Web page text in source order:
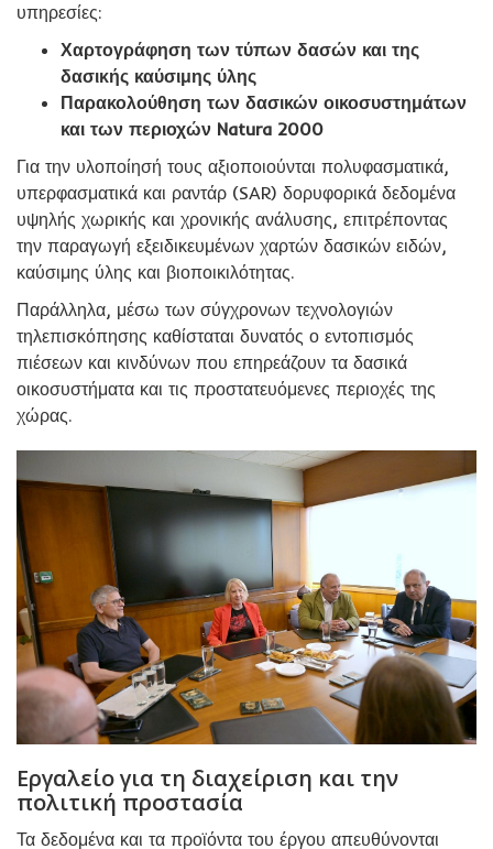
υπηρεσίες:
Χαρτογράφηση των τύπων δασών και της
δασικής καύσιμης ύλης
Παρακολούθηση των δασικών οικοσυστημάτων
και των περιοχών Natura 2000
Για την υλοποίησή τους αξιοποιούνται πολυφασματικά,
υπερφασματικά και ραντάρ (SAR) δορυφορικά δεδομένα
υψηλής χωρικής και χρονικής ανάλυσης, επιτρέποντας
την παραγωγή εξειδικευμένων χαρτών δασικών ειδών,
καύσιμης ύλης και βιοποικιλότητας.
Παράλληλα, μέσω των σύγχρονων τεχνολογιών
τηλεπισκόπησης καθίσταται δυνατός ο εντοπισμός
πιέσεων και κινδύνων που επηρεάζουν τα δασικά
οικοσυστήματα και τις προστατευόμενες περιοχές της
χώρας.
Εργαλείο για τη διαχείριση και την
πολιτική προστασία
Τα δεδομένα και τα προϊόντα του έργου απευθύνονται